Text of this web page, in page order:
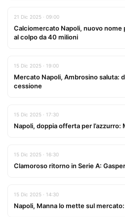
21 Dic 2025 · 09:00
Calciomercato Napoli, nuovo nome
al colpo da 40 milioni
15 Dic 2025 · 19:00
Mercato Napoli, Ambrosino saluta:
cessione
15 Dic 2025 · 17:30
Napoli, doppia offerta per
15 Dic 2025 · 16:30
Clamoroso ritorno in Serie A:
15 Dic 2025 · 14:30
Napoli, Manna lo mette sul